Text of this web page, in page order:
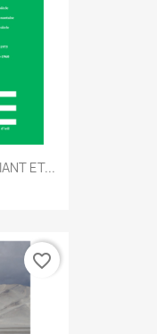
ET...
favorite_border